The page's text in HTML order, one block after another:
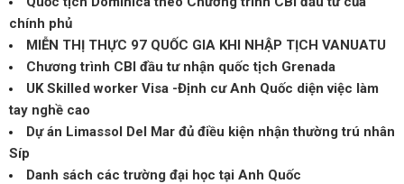
chính phủ
MIỄN THỊ THỰC 97 QUỐC GIA KHI NHẬP TỊCH VANUATU
Chương trình CBI đầu tư nhận quốc tịch Grenada
UK Skilled worker Visa -Định cư Anh Quốc diện việc làm
tay nghề cao
Dự án Limassol Del Mar đủ điều kiện nhận thường trú nhân
Síp
Danh sách các trường đại học tại Anh Quốc